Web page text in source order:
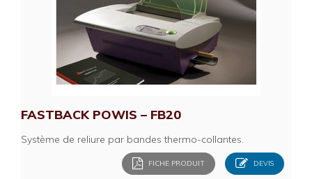
FASTBACK POWIS – FB20
Système de reliure par bandes thermo-collantes.
FICHE PRODUIT DEVIS